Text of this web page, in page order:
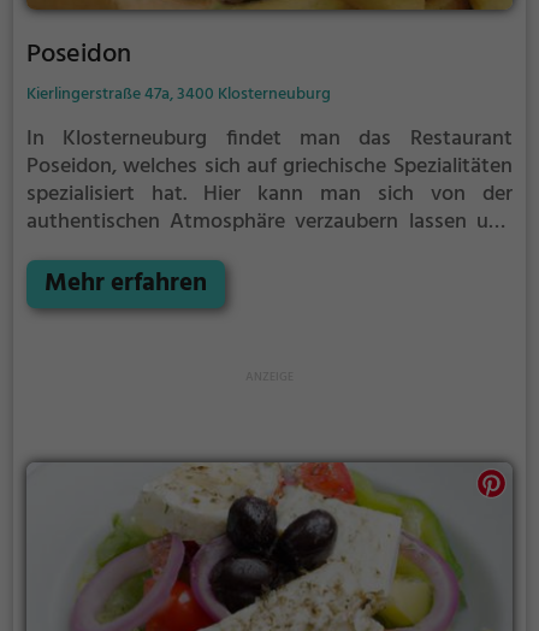
Poseidon
Kierlingerstraße 47a, 3400 Klosterneuburg
In Klosterneuburg findet man das Restaurant
Poseidon, welches sich auf griechische Spezialitäten
spezialisiert hat. Hier kann man sich von der
authentischen Atmosphäre verzaubern lassen und
genießen. Ob traditionelles Gyros oder vegetarische
Köstlichkeiten - hier kommt jeder auf seine
Mehr erfahren